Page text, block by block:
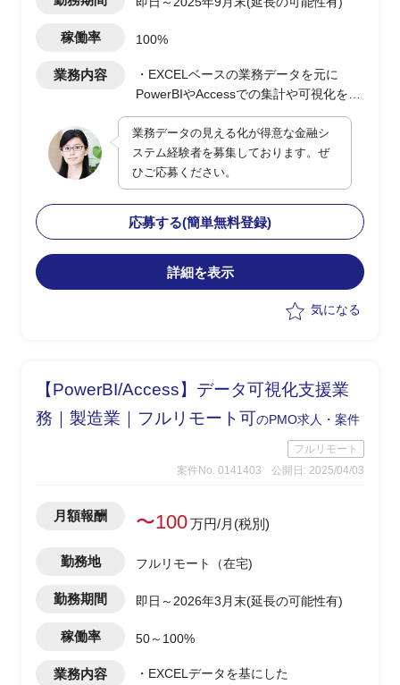
稼働率 100%
業務内容
・EXCELベースの業務データを元に
PowerBIやAccessでの集計や可視化を実
施(0.5人月)
・顧客PJの決裁/発注/契約などの各種手
続き支援(0.5人月)
業務データの見える化が得意な金融シ
ステム経験者を募集しております。ぜ
ひご応募ください。
応募する(簡単無料登録)
詳細を表示
気になる
【PowerBI/Access】データ可視化支援業
務｜製造業｜フルリモート可のPMO求人・案件
フルリモート
案件No. 0141403
公開日: 2025/04/03
月額報酬 〜100万円/月(税別)
勤務地 フルリモート（在宅)
勤務期間 即日～2026年3月末(延長の可能性有)
稼働率 50～100%
業務内容
・EXCELデータを基にした